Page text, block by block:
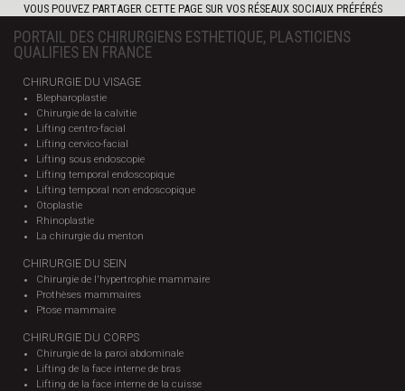
VOUS POUVEZ PARTAGER CETTE PAGE SUR VOS RÉSEAUX SOCIAUX PRÉFÉRÉS
PORTAIL DES CHIRURGIENS ESTHETIQUE, PLASTICIENS
QUALIFIES EN FRANCE
CHIRURGIE DU VISAGE
Blepharoplastie
Chirurgie de la calvitie
Lifting centro-facial
Lifting cervico-facial
Lifting sous endoscopie
Lifting temporal endoscopique
Lifting temporal non endoscopique
Otoplastie
Rhinoplastie
La chirurgie du menton
CHIRURGIE DU SEIN
Chirurgie de l'hypertrophie mammaire
Prothèses mammaires
Ptose mammaire
CHIRURGIE DU CORPS
Chirurgie de la paroi abdominale
Lifting de la face interne de bras
Lifting de la face interne de la cuisse